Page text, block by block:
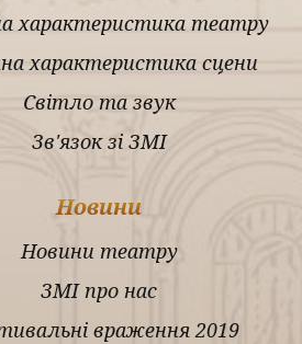
характеристика театру
характеристика сцени
Світло та звук
Зв'язок зі ЗМІ
Новини
Новини театру
ЗМІ про нас
враження 2019